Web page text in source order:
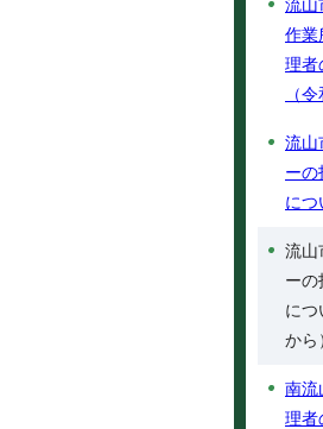
流山
作業
理者
（
流山
ーの
につ
流山
ーの
につ
から
南流
理者